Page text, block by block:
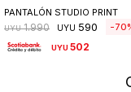
PANTALÓN STUDIO PRINT
UYU 1.990 UYU 590 70
UYU502